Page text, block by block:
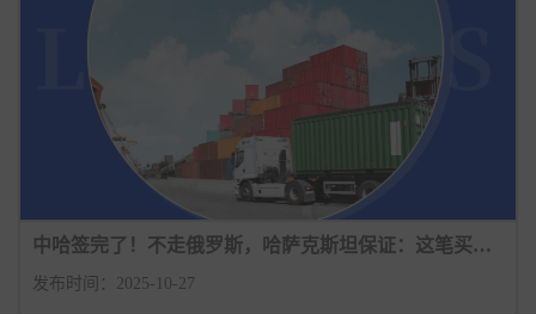
中哈签完了！不走俄罗斯，哈萨克斯坦保证：这笔买卖不会吃亏
发布时间：2025-10-27